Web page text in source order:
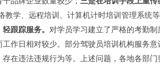
学、远程培训、计算机计时培训管理系统
跟踪服务。 对学员学习建立了严格的考勤
作日相对较少。部分驾驶员培训机构服务意
在违法违规行为等。上述问题，各地各部